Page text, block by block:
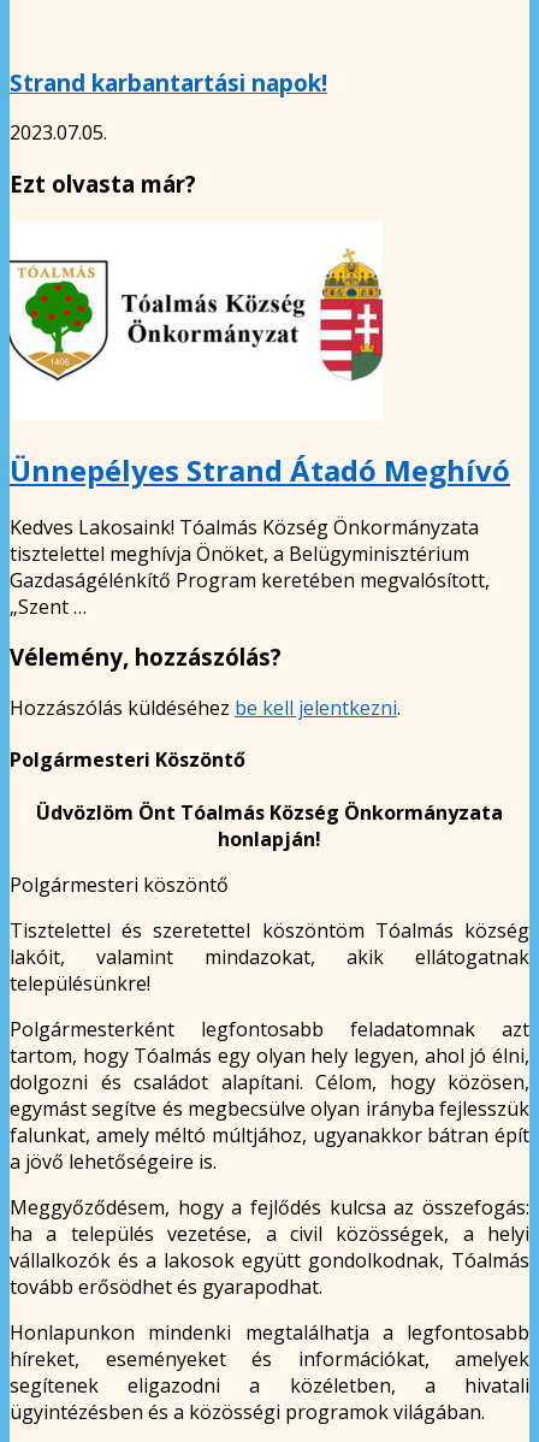
Strand karbantartási napok!
2023.07.05.
Ezt olvasta már?
Ünnepélyes Strand Átadó Meghívó
Kedves Lakosaink! Tóalmás Község Önkormányzata
tisztelettel meghívja Önöket, a Belügyminisztérium
Gazdaságélénkítő Program keretében megvalósított,
„Szent …
Vélemény, hozzászólás?
Hozzászólás küldéséhez be kell jelentkezni.
Polgármesteri Köszöntő
Üdvözlöm Önt Tóalmás Község Önkormányzata
honlapján!
Polgármesteri köszöntő
Tisztelettel és szeretettel köszöntöm Tóalmás község
lakóit, valamint mindazokat, akik ellátogatnak
településünkre!
Polgármesterként legfontosabb feladatomnak azt
tartom, hogy Tóalmás egy olyan hely legyen, ahol jó élni,
dolgozni és családot alapítani. Célom, hogy közösen,
egymást segítve és megbecsülve olyan irányba fejlesszük
falunkat, amely méltó múltjához, ugyanakkor bátran épít
a jövő lehetőségeire is.
Meggyőződésem, hogy a fejlődés kulcsa az összefogás:
ha a település vezetése, a civil közösségek, a helyi
vállalkozók és a lakosok együtt gondolkodnak, Tóalmás
tovább erősödhet és gyarapodhat.
Honlapunkon mindenki megtalálhatja a legfontosabb
híreket, eseményeket és információkat, amelyek
segítenek eligazodni a közéletben, a hivatali
ügyintézésben és a közösségi programok világában.